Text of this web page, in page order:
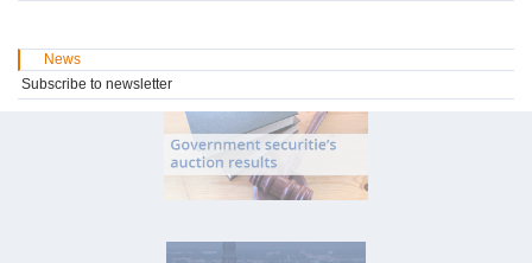
News
Subscribe to newsletter